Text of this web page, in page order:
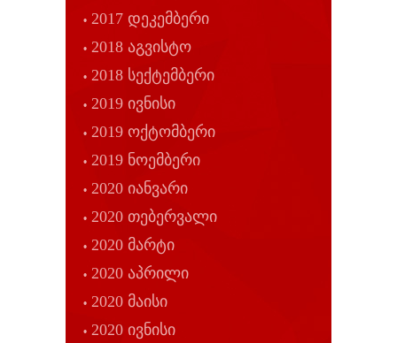
2017 დეკემბერი
2018 აგვისტო
2018 სექტემბერი
2019 ივნისი
2019 ოქტომბერი
2019 ნოემბერი
2020 იანვარი
2020 თებერვალი
2020 მარტი
2020 აპრილი
2020 მაისი
2020 ივნისი